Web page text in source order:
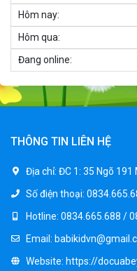
Xe ô tô
Xe
Xe ô tô
Hôm nay:
Hôm qua:
Đang online:
THÔNG TIN LIÊN HỆ
Địa chỉ: ĐC 1: 35 Ngõ 191
Số điện thoại:
Hotline: 0834.665.688 /
Email:
Website: https://